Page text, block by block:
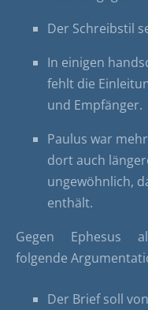
Der Schreibstil
In einigen
fehlt die
und Empfänger.
Paulus war
dort auch
ungewöhnlich,
enthält.
Gegen Ephesus
folgende
Der Brief soll